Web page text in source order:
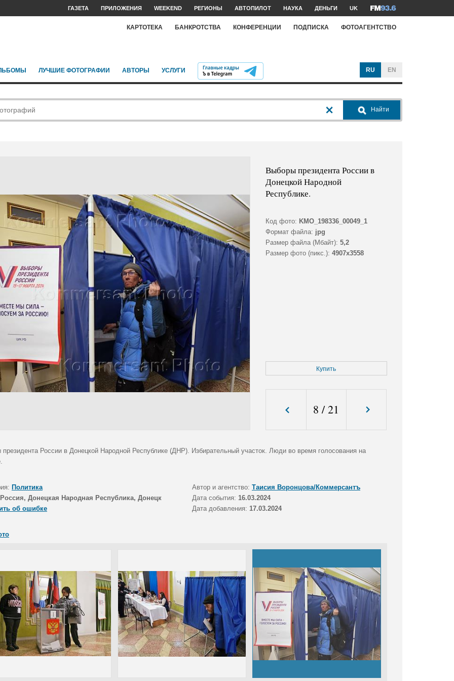
ГАЗЕТА ПРИЛОЖЕНИЯ WEEKEND РЕГИОНЫ АВТОПИЛОТ НАУКА ДЕНЬГИ UK
КАРТОТЕКА БАНКРОТСТВА КОНФЕРЕНЦИИ ПОДПИСКА ФОТОАГЕНТСТВО
ЛУЧШИЕ ФОТОГРАФИИ АВТОРЫ УСЛУГИ RU EN
Найти
Выборы президента России в
Донецкой Народной
Республике.
Код фото: KMO_198336_00049_1
Формат файла: jpg
Размер файла (Мбайт): 5,2
Размер фото (пикс.): 4907x3558
Купить
8 /21
президента России в Донецкой Народной Республике (ДНР). Избирательный участок. Люди во время голосования на
Политика Автор и агентство: Таисия Воронцова/Коммерсантъ
Россия, Донецкая Народная Республика, Донецк Дата события: 16.03.2024
об ошибке
Дата добавления: 17.03.2024